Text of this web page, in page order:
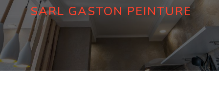
SARL GASTON PEINTURE